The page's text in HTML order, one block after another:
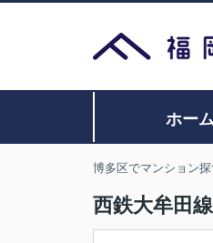
ホー
博多区でマンション
西鉄大牟田